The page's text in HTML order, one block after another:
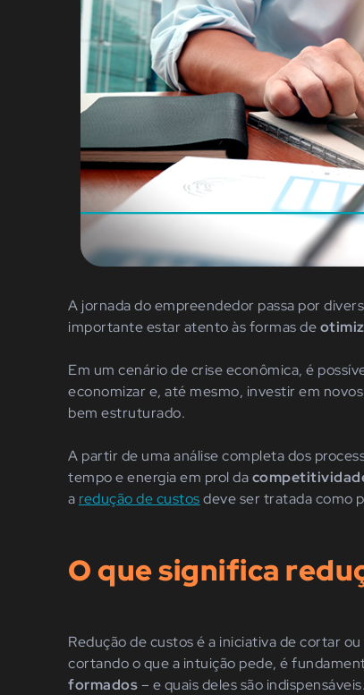
A jornada do empreendedor passa por
importante estar atento às formas de
Em um cenário de crise econômica, é
economizar e, até mesmo, investir em
bem estruturado.
A partir de uma análise completa dos
tempo e energia em prol da
a redução de custosdeve ser tratada como
O que significa
Redução de custos é a iniciativa de cortar
cortando o que a intuição pede, é
formados– e quais deles são indispensáveis.